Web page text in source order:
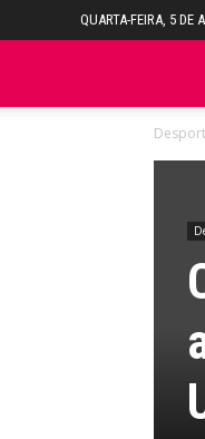
QUARTA-FEIRA, 5 DE